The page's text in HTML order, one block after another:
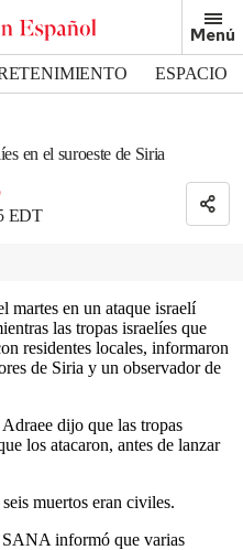
Menú
ESPACIO
en el suroeste de Siria
EDT
martes en un ataque israelí
las tropas israelíes que
residentes locales, informaron
de Siria y un observador de
dijo que las tropas
los atacaron, antes de lanzar
muertos eran civiles.
SANA informó que varias